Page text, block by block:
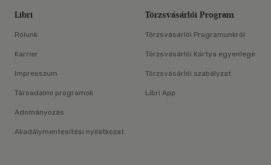
Libri
Rólunk
Karrier
Impresszum
Társadalmi programok
Adományozás
Akadálymentesítési nyilatkozat
Törzsvásárlói Program
Törzsvásárlói Programunkról
Törzsvásárlói Kártya egyenlege
Törzsvásárlói szabályzat
Libri App